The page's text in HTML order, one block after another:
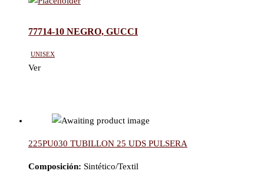
77714-10 NEGRO, GUCCI
Unisex
Ver
225PU030 TUBILLON 25 UDS PULSERA
Composición: Sintético/Textil